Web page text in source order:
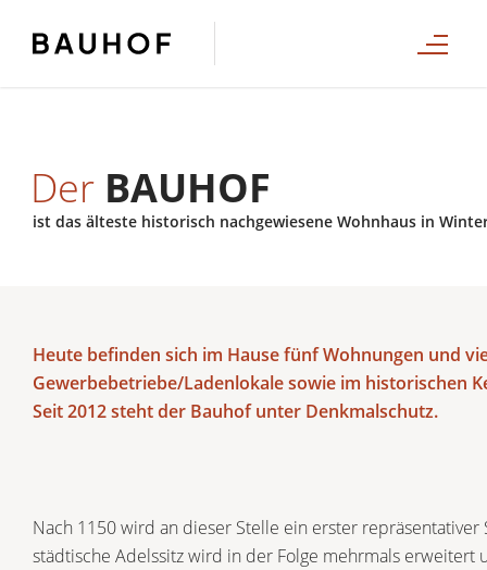
Der BAUHOF
ist das älteste historisch nachgewiesene Wohnhaus in
Heute befinden sich im Hause fünf Wohnungen und
Gewerbebetriebe/Ladenlokale sowie im historischen
Seit 2012 steht der Bauhof unter Denkmalschutz.
Nach 1150 wird an dieser Stelle ein erster
städtische Adelssitz wird in der Folge mehrmals erweitert